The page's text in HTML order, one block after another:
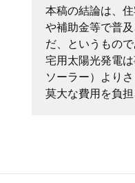
本稿の結論は、
や補助金等で普
だ、というもの
宅用太陽光発電
ソーラー）より
莫大な費用を負